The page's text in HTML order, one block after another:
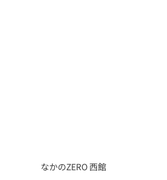
なかのZERO 西館